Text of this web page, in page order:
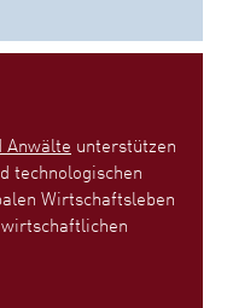
Anwälte unterstützen
technologischen
Wirtschaftsleben